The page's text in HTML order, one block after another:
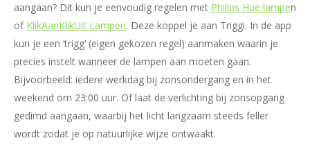
aangaan? Dit kun je eenvoudig regelen met Philips Hue lampen
of KlikAanKlikUit Lampen. Deze koppel je aan Triggi. In de app
kun je een ‘trigg’ (eigen gekozen regel) aanmaken waarin je
precies instelt wanneer de lampen aan moeten gaan.
Bijvoorbeeld: iedere werkdag bij zonsondergang en in het
weekend om 23:00 uur. Of laat de verlichting bij zonsopgang
gedimd aangaan, waarbij het licht langzaam steeds feller
wordt zodat je op natuurlijke wijze ontwaakt.